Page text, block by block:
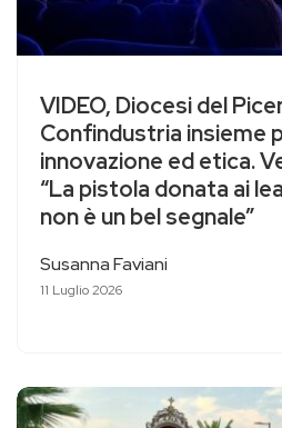
VIDEO, Diocesi del
Confindustria insieme
innovazione ed etica.
“La pistola donata ai
non è un bel segnale”
Susanna Faviani
11 Luglio 2026